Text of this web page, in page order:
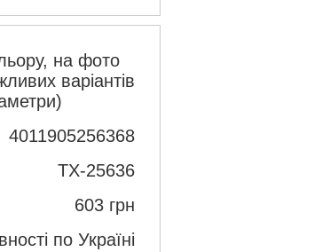
на фото
варіантів
4011905256368
TX-25636
603 грн
по Україні